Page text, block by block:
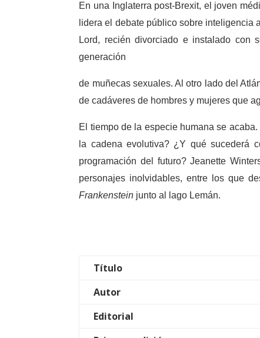
En una Inglaterra post-Brexit, el joven
lidera el debate público sobre inteligencia
Lord, recién divorciado e instalado con
generación
de muñecas sexuales. Al otro lado del
de cadáveres de hombres y mujeres que
El tiempo de la especie humana se
la cadena evolutiva? ¿Y qué sucederá
programación del futuro? Jeanette
personajes inolvidables, entre los que
Frankenstein junto al lago Lemán.
Título
Autor
Editorial